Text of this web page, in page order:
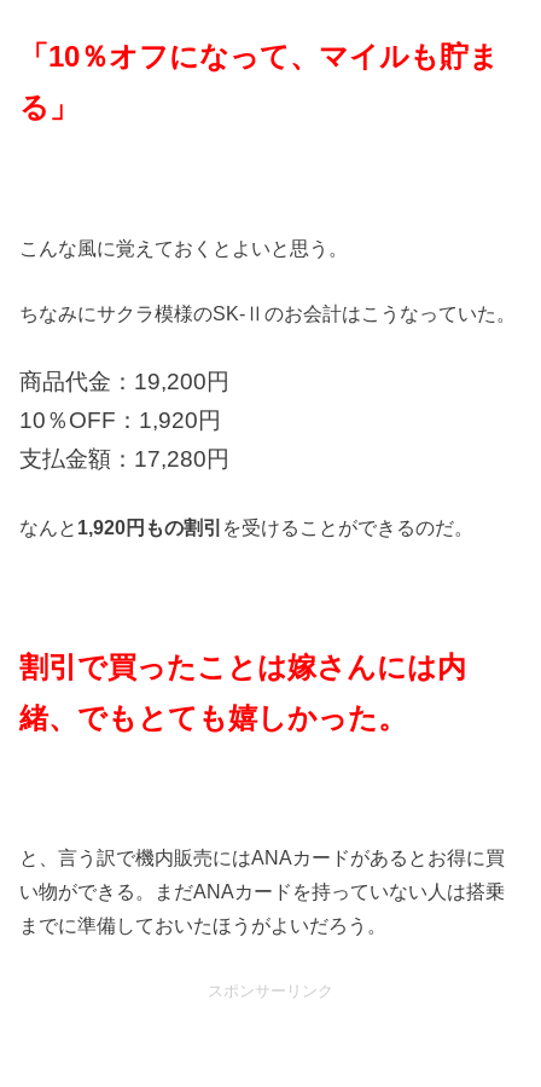
「10％オフになって、マイルも貯ま
る」
こんな風に覚えておくとよいと思う。
ちなみにサクラ模様のSK-Ⅱのお会計はこうなっていた。
商品代金：19,200円
10％OFF：1,920円
支払金額：17,280円
なんと 1,920円もの割引 を受けることができるのだ。
割引で買ったことは嫁さんには内
緒、でもとても嬉しかった。
と、言う訳で機内販売にはANAカードがあるとお得に買
い物ができる。まだANAカードを持っていない人は搭乗
までに準備しておいたほうがよいだろう。
スポンサーリンク